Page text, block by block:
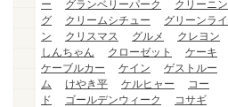
ー
グランベリーパーク
クリーニン
グ
クリームシチュー
グリーンライ
ン
クリスマス グルメ
クレヨン
しんちゃん
クローゼット
ケーキ
ケーブルカー
ケイン
ゲストルー
ム
けやき平 ケルヒャー
コー
ド
ゴールデンウィーク
コサギ